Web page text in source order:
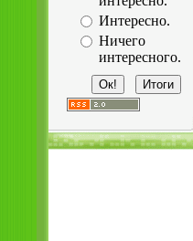
Интересно.
Ничего
интересного.